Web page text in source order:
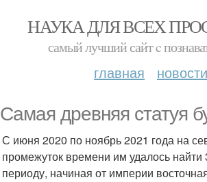
НАУКА ДЛЯ ВСЕХ
самый лучший сайт c
главная новости
Самая древняя статуя
С июня 2020 по ноябрь 2021 года на
промежуток времени им удалось
периоду, начиная от империи